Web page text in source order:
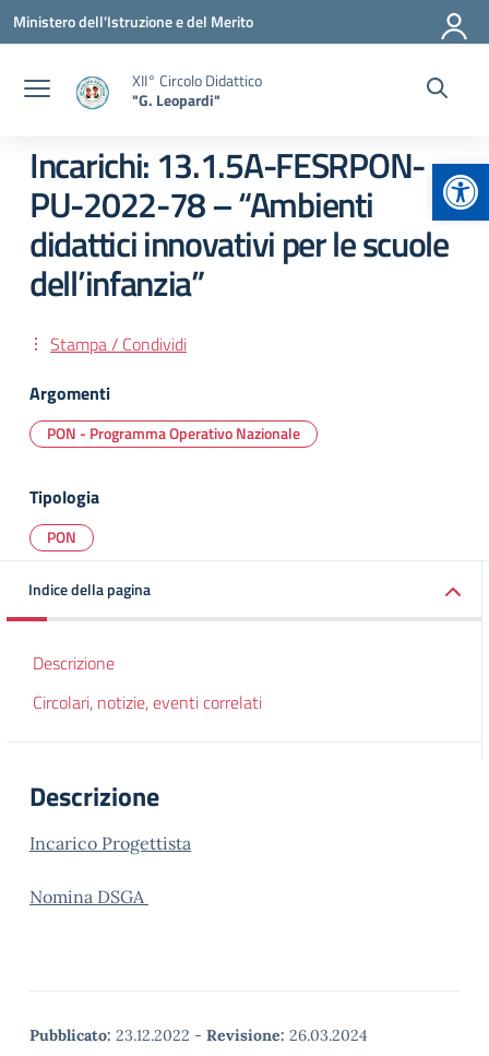
Vai ai contenuti
Vai al menu di navigazione
Vai al footer
Ministero dell'Istruzione e del Merito
XII° Circolo Didattico
"G. Leopardi"
Incarichi: 13.1.5A-FESRPON-
PU-2022-78 – “Ambienti
didattici innovativi per le scuole
dell’infanzia”
Stampa / Condividi
Argomenti
PON - Programma Operativo Nazionale
Tipologia
PON
Indice della pagina
Descrizione
Circolari, notizie, eventi correlati
Descrizione
Incarico Progettista
Nomina DSGA
Pubblicato: 23.12.2022 - Revisione: 26.03.2024